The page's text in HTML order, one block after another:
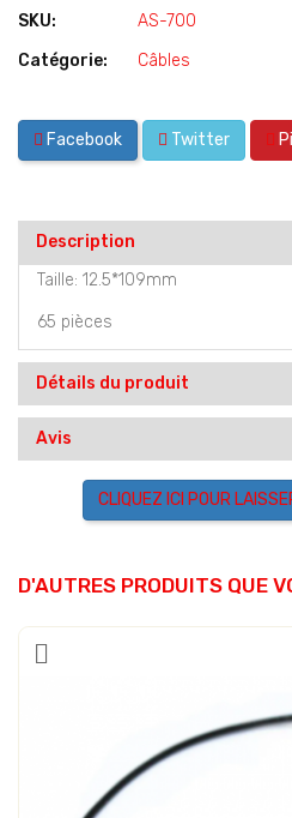
SKU:
AS-700
Catégorie:
Câbles
Facebook Twitter
Description
Taille: 12.5*109mm
65 pièces
Détails du produit
Avis
CLIQUEZ ICI POUR
D'AUTRES PRODUITS QUE